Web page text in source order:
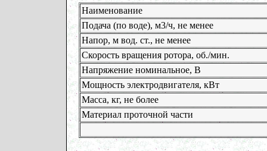
Наименование
Подача (по воде), м3/ч, не менее
Напор, м вод. ст., не менее
Скорость вращения ротора, об./мин.
Напряжение номинальное, В
Мощность электродвигателя, кВт
Масса, кг, не более
Материал проточной части